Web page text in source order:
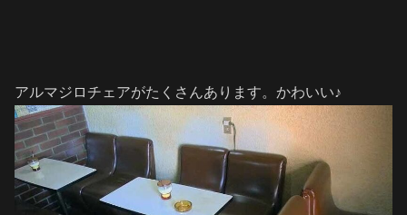
アルマジロチェアがたくさんあります。かわいい♪